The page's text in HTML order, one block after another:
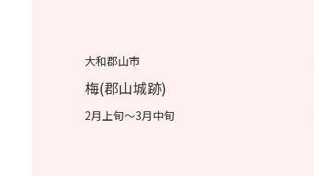
大和郡山市
梅(郡山城跡)
2月上旬～3月中旬